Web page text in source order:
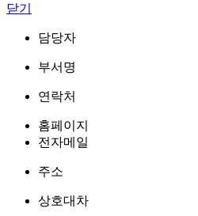
닫기
담당자
부서명
연락처
홈페이지
전자메일
주소
상호대차